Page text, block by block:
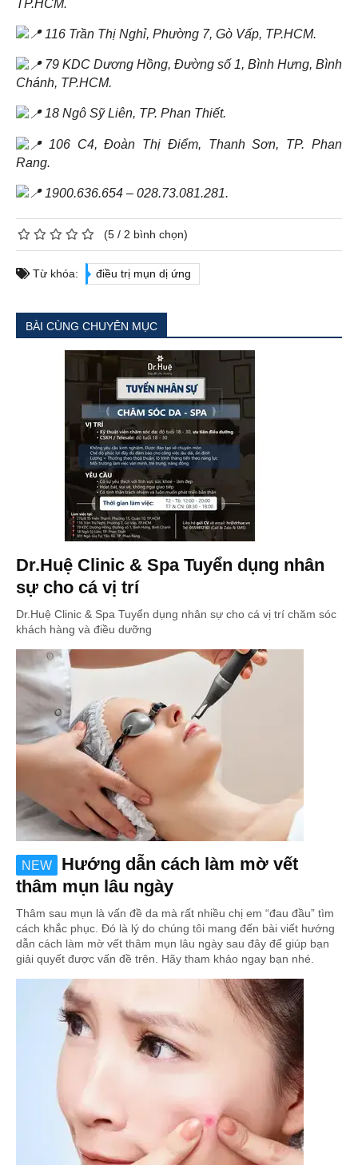
TP.HCM.
116 Trần Thị Nghỉ, Phường 7, Gò Vấp, TP.HCM.
79 KDC Dương Hồng, Đường số 1, Bình Hưng, Bình
Chánh, TP.HCM.
18 Ngô Sỹ Liên, TP. Phan Thiết.
106 C4, Đoàn Thị Điểm, Thanh Sơn, TP. Phan
Rang.
1900.636.654 – 028.73.081.281.
(5 / 2 bình chọn)
Từ khóa: điều trị mụn dị ứng
BÀI CÙNG CHUYÊN MỤC
Dr.Huệ Clinic & Spa Tuyển dụng nhân
sự cho cá vị trí
Dr.Huệ Clinic & Spa Tuyển dụng nhân sự cho cá vị trí chăm sóc
khách hàng và điều dưỡng
NEW
Hướng dẫn cách làm mờ vết
thâm mụn lâu ngày
Thâm sau mụn là vấn đề da mà rất nhiều chị em “đau đầu” tìm
cách khắc phục. Đó là lý do chúng tôi mang đến bài viết hướng
dẫn cách làm mờ vết thâm mụn lâu ngày sau đây để giúp bạn
giải quyết được vấn đề trên. Hãy tham khảo ngay bạn nhé.